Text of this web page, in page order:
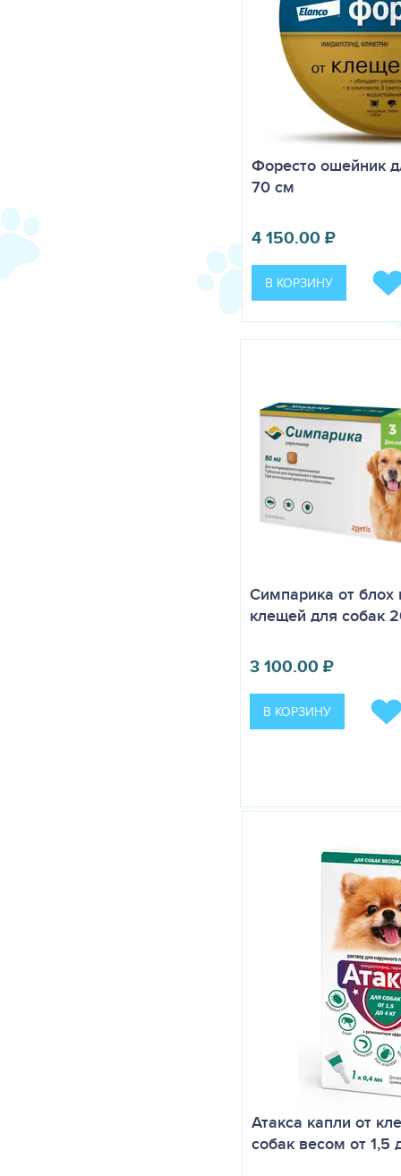
Форесто ошейник
70 см
4 150.00₽
В КОРЗИНУ
Симпарика от блох
клещей для собак
3 100.00₽
В КОРЗИНУ
Атакса капли от
собак весом от 1,5